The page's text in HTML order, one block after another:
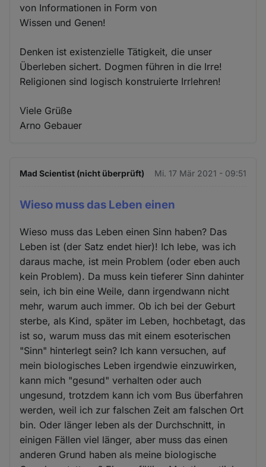
von Informationen in Form von
Wissen und Genen!
Denken ist existenzielle Tätigkeit, die unser
Überleben sichert. Dogmen führen in die Irre!
Religionen sind logisch konstruierte Irrlehren!
Viele Grüße
Arno Gebauer
Mad Scientist (nicht überprüft) Mi. 17 Mär 2021 - 09:51
Wieso muss das Leben einen
Wieso muss das Leben einen Sinn haben? Das
Leben ist (der Satz endet hier)! Ich lebe, was ich
daraus mache, ist mein Problem (oder eben auch
kein Problem). Da muss kein tieferer Sinn dahinter
sein, ich bin eine Weile, dann irgendwann nicht
mehr, warum auch immer. Ob ich bei der Geburt
sterbe, als Kind, später im Leben, hochbetagt, das
ist so, warum muss das mit einem esoterischen
"Sinn" hinterlegt sein? Ich kann versuchen, auf
mein biologisches Leben irgendwie einzuwirken,
kann mich "gesund" verhalten oder auch
ungesund, trotzdem kann ich vom Bus überfahren
werden, weil ich zur falschen Zeit am falschen Ort
bin. Oder länger leben als der Durchschnitt, in
einigen Fällen viel länger, aber muss das einen
anderen Grund haben als meine biologische